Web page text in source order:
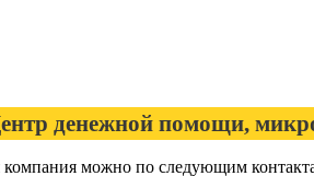
денежной помощи,
можно по следующим